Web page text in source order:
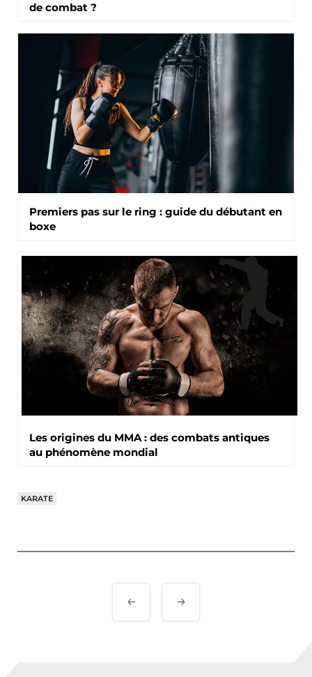
de combat ?
Premiers pas sur le ring : guide du débutant en
boxe
Les origines du MMA : des combats antiques
au phénomène mondial
KARATE